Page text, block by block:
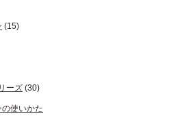
(15)
ーズ (30)
使いかた